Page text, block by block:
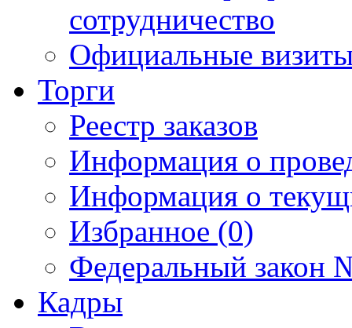
сотрудничество
Официальные
Торги
Реестр заказов
Информация о
Информация о
Избранное (0)
Федеральный закон
Кадры